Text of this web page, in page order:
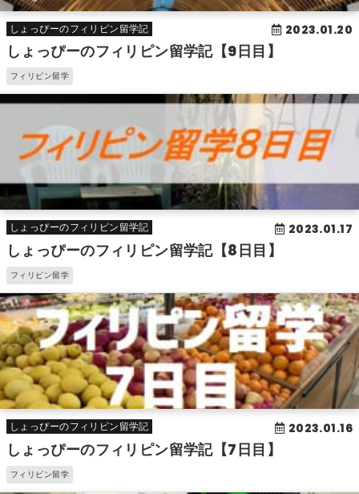
しょっぴーのフィリピン留学記 2023.01.20
しょっぴーのフィリピン留学記【9日目】
フィリピン留学
しょっぴーのフィリピン留学記 2023.01.17
しょっぴーのフィリピン留学記【8日目】
フィリピン留学
しょっぴーのフィリピン留学記 2023.01.16
しょっぴーのフィリピン留学記【7日目】
フィリピン留学